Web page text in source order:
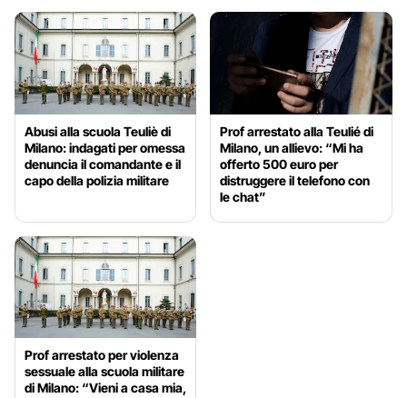
Abusi alla scuola Teuliè di
Milano: indagati per omessa
denuncia il comandante e il
capo della polizia militare
Prof arrestato alla Teulié di
Milano, un allievo: “Mi ha
offerto 500 euro per
distruggere il telefono con
le chat”
Prof arrestato per violenza
sessuale alla scuola militare
di Milano: “Vieni a casa mia,